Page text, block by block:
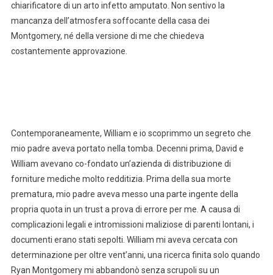
chiarificatore di un arto infetto amputato. Non sentivo la
mancanza dell’atmosfera soffocante della casa dei
Montgomery, né della versione di me che chiedeva
costantemente approvazione.
Contemporaneamente, William e io scoprimmo un segreto che
mio padre aveva portato nella tomba. Decenni prima, David e
William avevano co-fondato un’azienda di distribuzione di
forniture mediche molto redditizia. Prima della sua morte
prematura, mio padre aveva messo una parte ingente della
propria quota in un trust a prova di errore per me. A causa di
complicazioni legali e intromissioni maliziose di parenti lontani, i
documenti erano stati sepolti. William mi aveva cercata con
determinazione per oltre vent’anni, una ricerca finita solo quando
Ryan Montgomery mi abbandonò senza scrupoli su un